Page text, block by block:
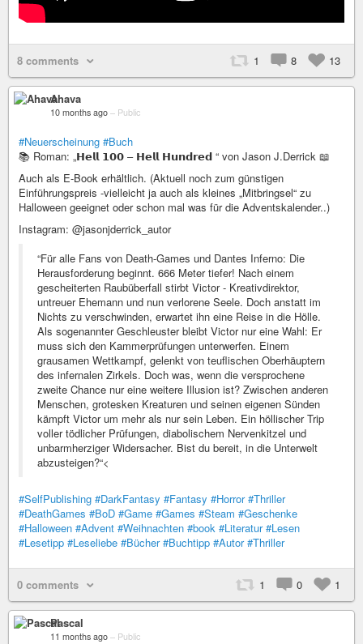
8 comments 1 8 13
Ahava
10 months ago – Public
#Neuerscheinung #Buch
📚 Roman: „𝗛𝗲𝗹𝗹 𝟭𝟬𝟬 – 𝗛𝗲𝗹𝗹 𝗛𝘂𝗻𝗱𝗿𝗲𝗱 “ von Jason J.Derrick 📖
Auch als E-Book erhältlich. (Aktuell noch zum günstigen
Einführungspreis -vielleicht ja auch als kleines „Mitbringsel“ zu
Halloween geeignet oder schon mal was für die Adventskalender..)
Instagram: @jasonjderrick_autor
“Für alle Fans von Death-Games und Dantes Inferno: Die
Herausforderung beginnt. 666 Meter tiefer! Nach einem
gescheiterten Raubüberfall stirbt Victor - Kreativdirektor,
untreuer Ehemann und nun verlorene Seele. Doch anstatt im
Nichts zu verschwinden, erwartet ihn eine Reise in die Hölle.
Als sogenannter Geschleuster bleibt Victor nur eine Wahl: Er
muss sich den Kammerprüfungen unterwerfen. Einem
grausamen Wettkampf, gelenkt von teuflischen Oberhäuptern
des infernalen Zirkels. Doch was, wenn die versprochene
zweite Chance nur eine weitere Illusion ist? Zwischen anderen
Menschen, grotesken Kreaturen und seinen eigenen Sünden
kämpft Victor um mehr als nur sein Leben. Ein höllischer Trip
voller tödlicher Prüfungen, diabolischem Nervenkitzel und
unbarmherziger Widersacher. Bist du bereit, in die Unterwelt
abzusteigen?“<
#SelfPublishing #DarkFantasy #Fantasy #Horror #Thriller
#DeathGames #BoD #Game #Games #Steam #Geschenke
#Halloween #Advent #Weihnachten #book #Literatur #Lesen
#Lesetipp #Leseliebe #Bücher #Buchtipp #Autor #Thriller
0 comments 1 0 1
Pascal
11 months ago – Public